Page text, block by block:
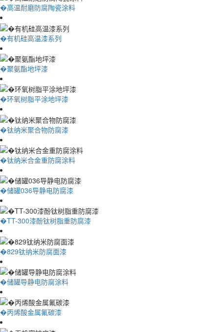
�高温耐磨防腐陶瓷涂料
�有机硅高温漆系列
�聚氨酯地坪漆
�环氧树脂平涂地坪漆
�钛纳米聚合物防腐漆
�钛纳米合金重防腐涂料
�储罐036导静电防腐漆
�TT-300漆酚钛树脂重防腐漆
�829钛纳米防腐面漆
�储罐导静电防腐涂料
�丙烯酸金属氟碳漆